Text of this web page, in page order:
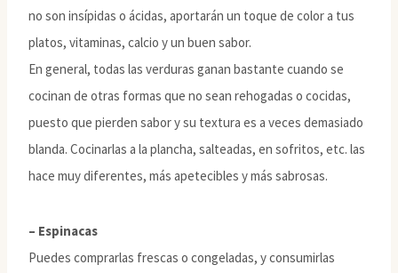
no son insípidas o ácidas, aportarán un toque de color a tus
platos, vitaminas, calcio y un buen sabor.
En general, todas las verduras ganan bastante cuando se
cocinan de otras formas que no sean rehogadas o cocidas,
puesto que pierden sabor y su textura es a veces demasiado
blanda. Cocinarlas a la plancha, salteadas, en sofritos, etc. las
hace muy diferentes, más apetecibles y más sabrosas.
– Espinacas
Puedes comprarlas frescas o congeladas, y consumirlas